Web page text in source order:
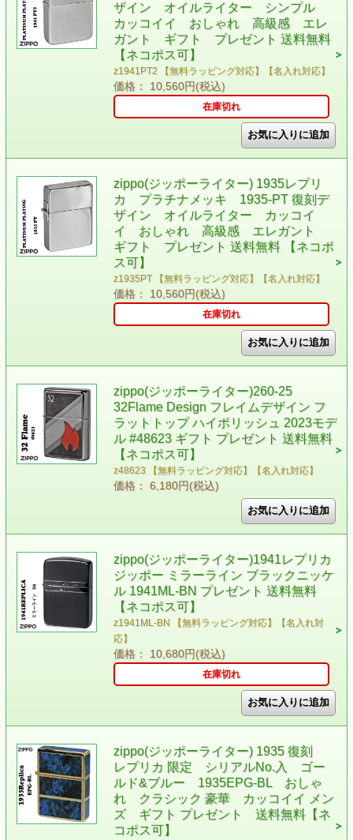
ザイン オイルライター シンプル
カッコイイ おしゃれ 高級感 エレ
ガント ギフト プレゼント 送料無料
【ネコポス可】
z1941PT2 【無料ラッピング対応】【名入れ対応】
価格： 10,560円(税込)
在庫切れ
zippo(ジッポーライター) 1935レプリ
カ プラチナメッキ 1935-PT 復刻デ
ザイン オイルライター カッコイ
イ おしゃれ 高級感 エレガント
ギフト プレゼント 送料無料 【ネコポ
ス可】
z1935PT 【無料ラッピング対応】【名入れ対応】
価格： 10,560円(税込)
在庫切れ
zippo(ジッポーライター)260-25
32Flame Design フレイムデザイン フ
ラットトップ ハイポリッシュ 2023モデ
ル #48623 ギフト プレゼント 送料無料
【ネコポス可】
z48623 【無料ラッピング対応】【名入れ対応】
価格： 6,180円(税込)
zippo(ジッポーライター)1941レプリカ
ジッポー ミラーライン ブラックニッケ
ル 1941ML-BN プレゼント 送料無料
【ネコポス可】
z1941ML-BN 【無料ラッピング対応】【名入れ対
応】
価格： 10,680円(税込)
在庫切れ
zippo(ジッポーライター) 1935 復刻
レプリカ 限定 シリアルNo.入 ゴー
ルド&ブルー 1935EPG-BL おしゃ
れ クラシック 豪華 カッコイイ メン
ズ ギフト プレゼント 送料無料【ネ
コポス可】